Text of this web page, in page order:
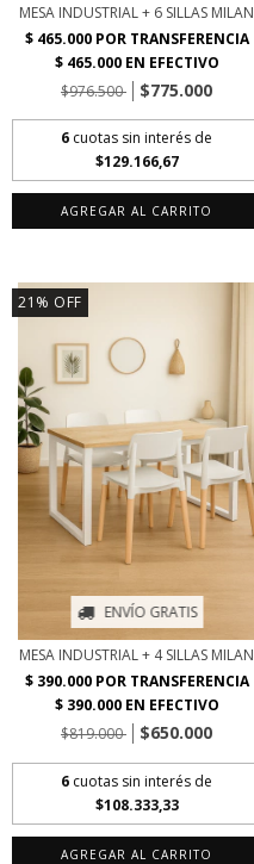
MESA INDUSTRIAL + 6 SILLAS MILAN
$976.500 $775.000
6 cuotas sin interés de
$129.166,67
AGREGAR AL CARRITO
21 % OFF
ENVÍO GRATIS
MESA INDUSTRIAL + 4 SILLAS MILAN
$819.000 $650.000
6 cuotas sin interés de
$108.333,33
AGREGAR AL CARRITO